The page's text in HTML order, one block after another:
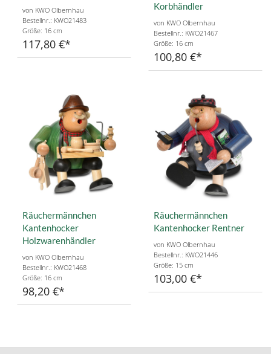
von KWO Olbernhau
Bestellnr.: KWO21483
Größe: 16 cm
117,80 €
Korbhändler
von KWO Olbernhau
Bestellnr.: KWO21467
Größe: 16 cm
100,80 €
Räuchermännchen
Kantenhocker
Holzwarenhändler
von KWO Olbernhau
Bestellnr.: KWO21468
Größe: 16 cm
98,20 €
Räuchermännchen
Kantenhocker Rentner
von KWO Olbernhau
Bestellnr.: KWO21446
Größe: 15 cm
103,00 €